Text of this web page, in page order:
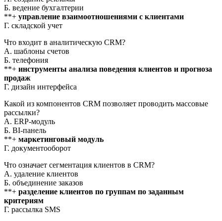
Б. ведение бухгалтерии
**+ управление взаимоотношениями с клиентами
Г. складской учет
Что входит в аналитическую CRM?
А. шаблоны счетов
Б. телефония
**+ инструменты анализа поведения клиентов и прогноза
продаж
Г. дизайн интерфейса
Какой из компонентов CRM позволяет проводить массовые
рассылки?
А. ERP-модуль
Б. BI-панель
**+ маркетинговый модуль
Г. документооборот
Что означает сегментация клиентов в CRM?
А. удаление клиентов
Б. объединение заказов
**+ разделение клиентов по группам по заданным
критериям
Г. рассылка SMS